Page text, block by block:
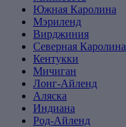
Южная Каролина
Мэриленд
Вирджиния
Северная Каролина
Кентукки
Мичиган
Лонг-Айленд
Аляска
Индиана
Род-Айленд